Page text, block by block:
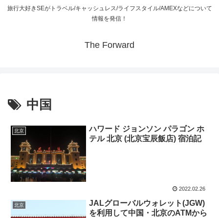
旅行大好きSEがトラベル/キャッシュレス/ライフスタイル/AMEXなどについて
情報を発信！
The Forward
中国
北京
ハワード ジョンソン パラゴン ホ
テル 北京 (北京宝辰飯店) 宿泊記
2022.02.26
北京
JALグローバルウォレット(JGW)
を利用して中国・北京のATMから